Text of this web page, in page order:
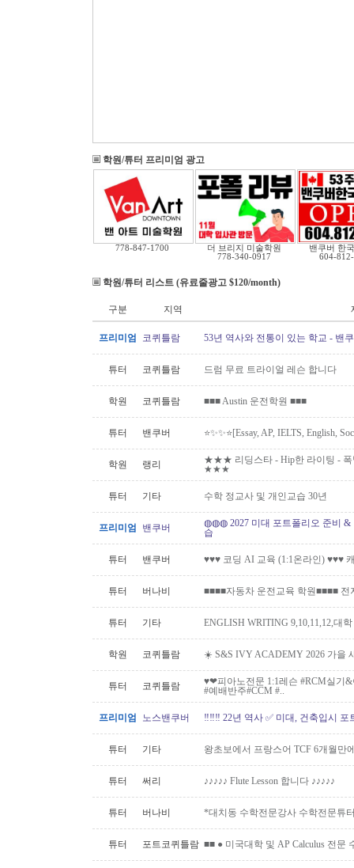
학원/튜터 프리미엄 광고
778-847-1700
더 브리지 미술학원
778-340-0917
밴쿠버 한
604-
학원/튜터 리스트 (유료줄광고 $120/month)
구분 지역
프리미엄 코퀴틀람 53년 역사와 전통이 있는 학교 - 밴
튜터 코퀴틀람 드럼 무료 트라이얼 레슨 합니다
학원 코퀴틀람 ■■■ Austin 운전학원 ■■■
튜터 밴쿠버 ⭐️✨✨⭐️[Essay, AP, IELTS, English,
학원 랭리
★★★ 리딩스타 - Hip한 라이팅 - 폭
★★★
튜터 기타 수학 정교사 및 개인교습 30년
프리미엄 밴쿠버
◍◍◍ 2027 미대 포트폴리오 준비 &
습
튜터 밴쿠버 ♥♥♥ 코딩 AI 교육 (1:1온라인) ♥♥♥
튜터 버나비 ■■■■자동차 운전교육 학원■■■■ 전
튜터 기타 ENGLISH WRITING 9,10,11,12,대
학원 코퀴틀람 ☀️ S&S IVY ACADEMY 2026 가을
튜터 코퀴틀람
♥️❤피아노전문 1:1레슨 #RCM실기
#예배반주#CCM #..
프리미엄 노스밴쿠버 ‼️‼️‼️ 22년 역사 ✅ 미대, 건축입시 포
튜터 기타 왕초보에서 프랑스어 TCF 6개월만
튜터 써리 ♪♪♪♪♪ Flute Lesson 합니다 ♪♪♪♪♪
튜터 버나비 *대치동 수학전문강사 수학전문튜
튜터 포트코퀴틀람 ■■ ● 미국대학 및 AP Calculus 전문